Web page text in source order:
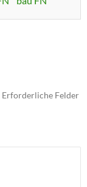
Erforderliche Felder